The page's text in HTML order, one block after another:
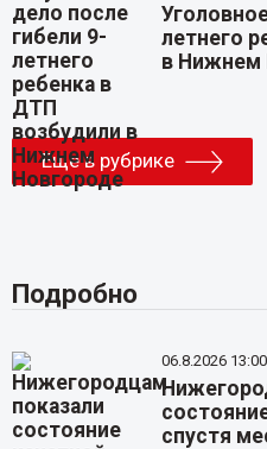
летнего
в Нижнем
Еще в рубрике
Подробно
06.8.2026 13:00
спустя